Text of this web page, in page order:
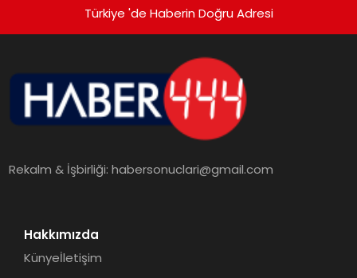
Türkiye 'de Haberin Doğru Adresi
Rekalm & İşbirliği:habersonuclari@gmail.com
Hakkımızda
Künyeİletişim